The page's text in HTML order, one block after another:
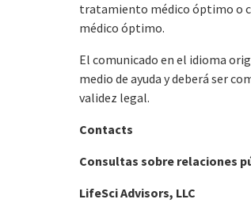
tratamiento médico óptimo o
médico óptimo.
El comunicado en el idioma
medio de ayuda y deberá ser
validez legal.
Contacts
Consultas sobre relaciones
LifeSci Advisors, LLC